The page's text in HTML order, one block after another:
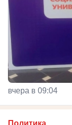
вчера в 09:04
Политика